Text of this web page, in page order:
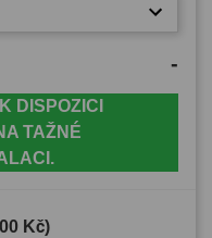
-
DISPOZICI
TAŽNÉ
Kč)